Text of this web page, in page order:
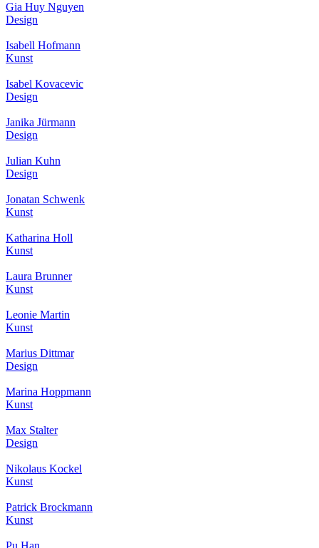
Gia Huy Nguyen
Design
Isabell Hofmann
Kunst
Isabel Kovacevic
Design
Janika Jürmann
Design
Julian Kuhn
Design
Jonatan Schwenk
Kunst
Katharina Holl
Kunst
Laura Brunner
Kunst
Leonie Martin
Kunst
Marius Dittmar
Design
Marina Hoppmann
Kunst
Max Stalter
Design
Nikolaus Kockel
Kunst
Patrick Brockmann
Kunst
Pu Han